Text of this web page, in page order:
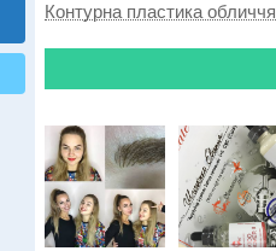
Контурна пластика обличчя